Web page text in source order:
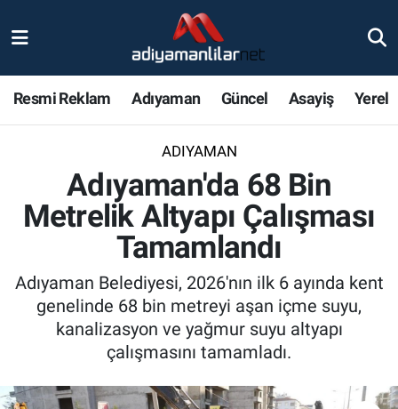
Resmi Reklam Adıyaman Güncel Asayiş Yerel
ADIYAMAN
Adıyaman'da 68 Bin
Metrelik Altyapı Çalışması
Tamamlandı
Adıyaman Belediyesi, 2026'nın ilk 6 ayında kent
genelinde 68 bin metreyi aşan içme suyu,
kanalizasyon ve yağmur suyu altyapı
çalışmasını tamamladı.
Magazin
Bölge Haberleri
Gündem
Asayiş
Sağlık
Nöbetçi Eczaneler
Adiyaman Namaz Vakitleri
Trafik Durumu
Süper Lig Puan Durumu ve Fikstür
Tüm Manşetler
Son Dakika Haberleri
Haber Arşivi